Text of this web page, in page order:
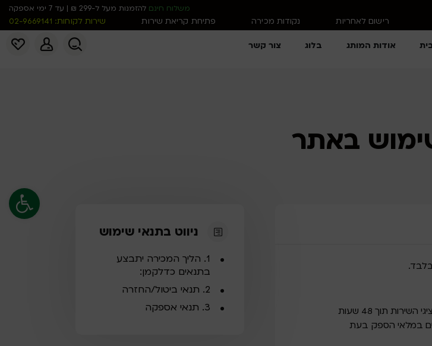
פתח סרגל
אודות המותג בלוג צור קשר
משלוח חינם להזמנות מעל ל-299 ₪ | עד 7 ימי אספקה
רישום לאחריות נקודות מכירה פתיחת קריאת שירות שירות לקוחות: 02-9669141
באתר
השלמת הליך המכירה מותנה באישור ואימות העסקה בטלפון דרך נציגי השירות תוך 48 שעות
במלאי הספק בעת
ניווט בתנאי שימוש
1. הליך המכירה יתבצע
בתנאים כדלקמן:
2. תנאי ביטול/החזרה
3. תנאי אספקה